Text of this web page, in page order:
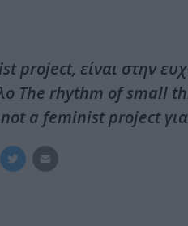
project, είναι στην
The rhythm of small
a feminist project